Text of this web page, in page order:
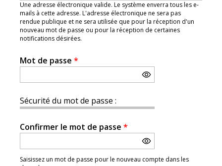
Une adresse électronique valide. Le système enverra tous les e-
mails à cette adresse. L'adresse électronique ne sera pas
rendue publique et ne sera utilisée que pour la réception d'un
nouveau mot de passe ou pour la réception de certaines
notifications désirées.
Mot de passe *
Sécurité du mot de passe :
Confirmer le mot de passe *
Saisissez un mot de passe pour le nouveau compte dans les